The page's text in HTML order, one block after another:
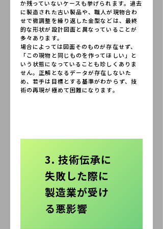
か残っていないケースも挙げられます。過去
に製造された古い製品や、職人が現物合わ
せで微調整を繰り返した金型などは、最終
的な形状が設計図面と異なっていることが
多々あります。
場合によっては図面そのものが存在せず、
「この現物と同じものを作ってほしい」と
いう状態になっていることも珍しくありま
せん。正解となるデータが存在しないた
め、若手は目標とする基準がわからず、技
術の再現が極めて困難になります。
3. 技術伝承に
失敗した際に
製造業が受け
る悪影響